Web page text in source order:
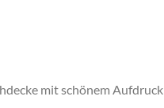
mit schönem Aufdruck